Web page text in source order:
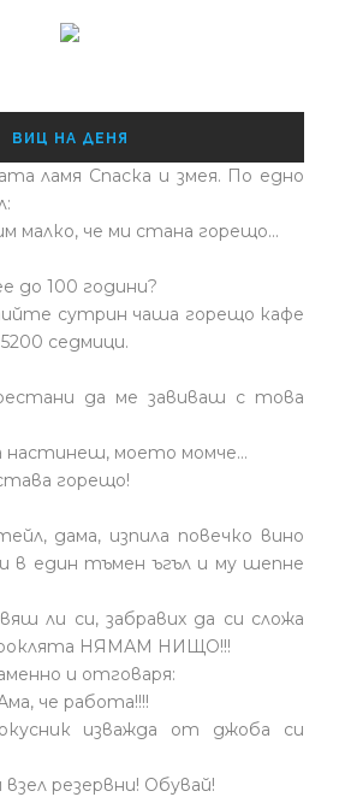
ВИЦ НА ДЕНЯ
ламя Спаска и змея. По едно
малко, че ми стана горещо...
до 100 години?
сутрин чаша горещо кафе
седмици.
да ме завиваш с това
настинеш, моето момче…
горещо!
дама, изпила повечко вино
в един тъмен ъгъл и му шепне
ли си, забравих да си сложа
роклята НЯМАМ НИЩО!!!
и отговаря:
че работа!!!!
изважда от джоба си
взел резервни! Обувай!